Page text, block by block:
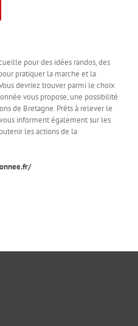
pour des idées randos, des
pratiquer la marche et la
devriez trouver parmi le choix
vous propose, une possibilité
de Bretagne. Prêts à relever le
informent également sur les
les actions de la